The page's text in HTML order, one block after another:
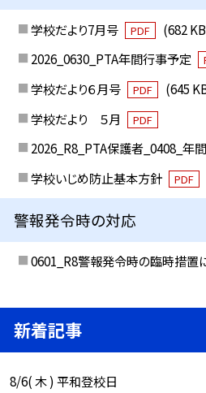
学校だより7月号 PDF
(682
2026_0630_PTA年間行事予定
学校だより６月号
PDF
(645
学校だより ５月
PDF
2026_R8_PTA保護者_0408_年
学校いじめ防止基本方針 PDF
警報発令時の対応
0601_R8警報発令時の臨時措置
新着記事
8/6( 木 ) 平和登校日